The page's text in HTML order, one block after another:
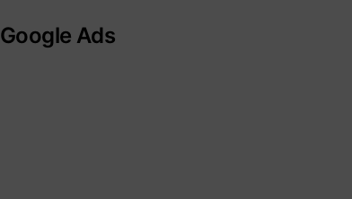
Google Ads